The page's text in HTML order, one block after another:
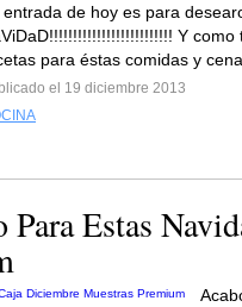
entrada de hoy es para
Y
para éstas comidas y
el 19 diciembre 2013
Para Estas